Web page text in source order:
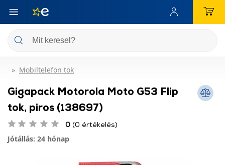
Mobiltelefon tok
Gigapack Motorola Moto G53 Flip
tok, piros (138697)
0 (0 értékelés)
Jótállás: 24 hónap